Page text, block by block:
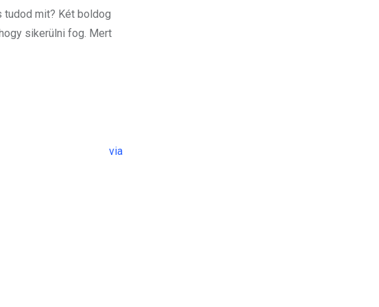
tudod mit? Két boldog
sikerülni fog. Mert
via